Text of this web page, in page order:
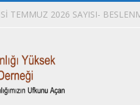
TEMMUZ 2026 SAYISI-